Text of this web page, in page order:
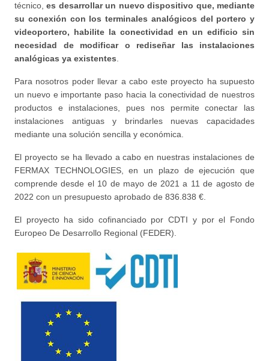
técnico,es desarrollar un nuevo dispositivo que, mediante
su conexión con los terminales analógicos del portero y
videoportero, habilite la conectividad en un edificio sin
necesidad de modificar o rediseñar las instalaciones
analógicas ya existentes
Para nosotros poder llevar a cabo este proyecto ha supuesto
un nuevo e importante paso hacia la conectividad de nuestros
productos e instalaciones, pues nos permite conectar las
instalaciones antiguas y brindarles nuevas capacidades
mediante una solución sencilla y económica.
El proyecto se ha llevado a cabo en nuestras instalaciones de
FERMAX TECHNOLOGIES, en un plazo de ejecución que
comprende desde el 10 de mayo de 2021 a 11 de agosto de
2022 con un presupuesto aprobado de 836.838 €.
El proyecto ha sido cofinanciado por CDTI y por el Fondo
Europeo De Desarrollo Regional (FEDER).